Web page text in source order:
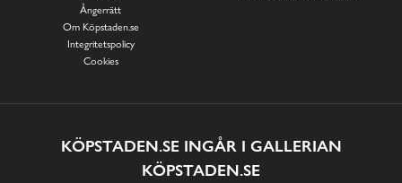
Ångerrätt
Om Köpstaden.se
Integritetspolicy
Cookies
KÖPSTADEN.SE INGÅR I GALLERIAN
KÖPSTADEN.SE